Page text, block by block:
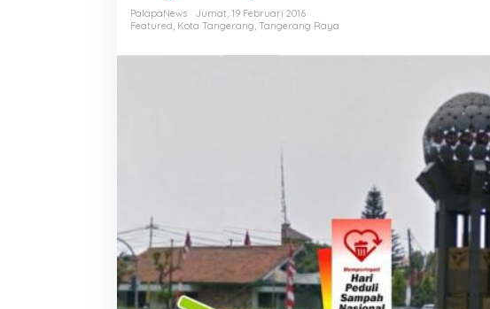
PalapaNews
Jumat, 19 Februari 2016
Featured, Kota Tangerang, Tangerang Raya